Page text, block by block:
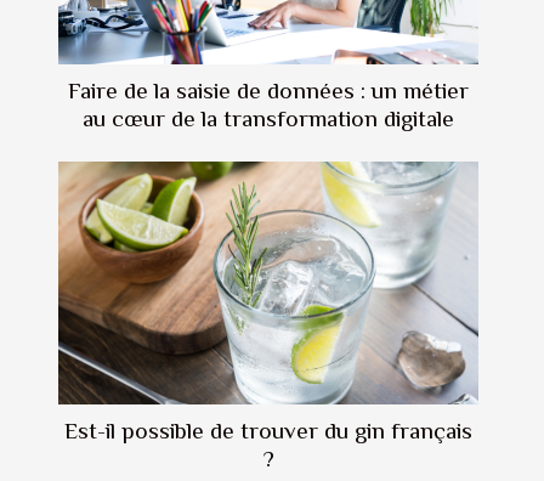
Faire de la saisie de données : un métier
au cœur de la transformation digitale
Est-il possible de trouver du gin français
?